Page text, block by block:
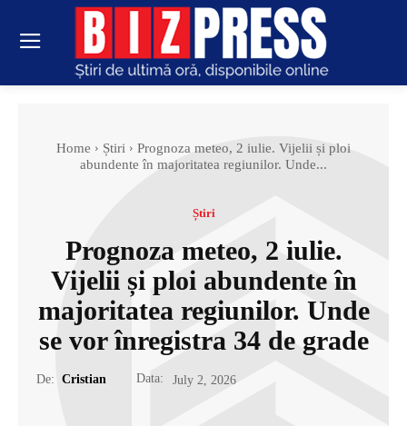
Home Știri
Prognoza meteo, 2 iulie. Vijelii și ploi
abundente în majoritatea regiunilor. Unde...
Știri
Prognoza meteo, 2 iulie.
Vijelii și ploi abundente în
majoritatea regiunilor. Unde
se vor înregistra 34 de grade
De: Cristian Data: July 2, 2026